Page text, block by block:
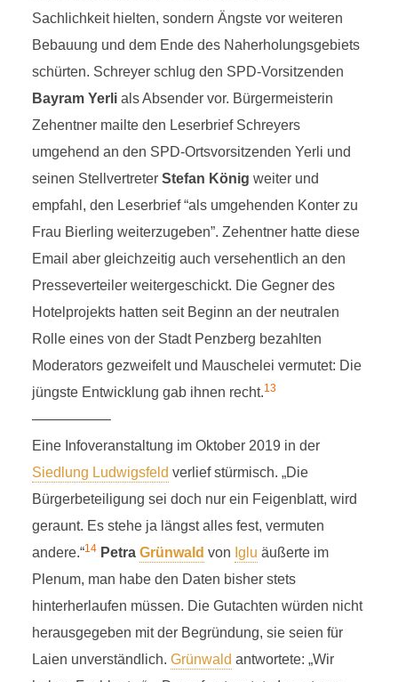
Sachlichkeit hielten, sondern Ängste vor weiteren
Bebauung und dem Ende des Naherholungsgebiets
schürten. Schreyer schlug den SPD-Vorsitzenden
Bayram Yerlials Absender vor. Bürgermeisterin
Zehentner mailte den Leserbrief Schreyers
umgehend an den SPD-Ortsvorsitzenden Yerli und
seinen Stellvertreter Stefan König weiter und
empfahl, den Leserbrief “als umgehenden Konter zu
Frau Bierling weiterzugeben”. Zehentner hatte diese
Email aber gleichzeitig auch versehentlich an den
Presseverteiler weitergeschickt. Die Gegner des
Hotelprojekts hatten seit Beginn an der neutralen
Rolle eines von der Stadt Penzberg bezahlten
Moderators gezweifelt und Mauschelei vermutet: Die
jüngste Entwicklung gab ihnen recht.13
—————–
Eine Infoveranstaltung im Oktober 2019 in der
Siedlung Ludwigsfeld verlief stürmisch. „Die
Bürgerbeteiligung sei doch nur ein Feigenblatt, wird
geraunt. Es stehe ja längst alles fest, vermuten
andere.“14 Petra Grünwald von Iglu äußerte im
Plenum, man habe den Daten bisher stets
hinterherlaufen müssen. Die Gutachten würden nicht
herausgegeben mit der Begründung, sie seien für
Laien unverständlich. Grünwald antwortete: „Wir